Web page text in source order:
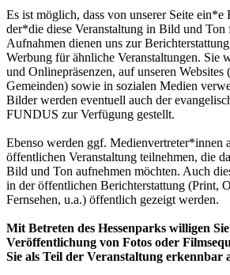
Es ist möglich, dass von unserer Seite
der*die diese Veranstaltung in Bild und Ton
Aufnahmen dienen uns zur
Werbung für ähnliche Veranstaltungen. Sie
und Onlinepräsenzen, auf unseren Websites
Gemeinden) sowie in sozialen Medien
Bilder werden eventuell auch der
FUNDUS zur Verfügung gestellt.
Ebenso werden ggf. Medienvertreter*innen
öffentlichen Veranstaltung teilnehmen, die
Bild und Ton aufnehmen möchten. Auch
in der öffentlichen Berichterstattung (Print,
Fernsehen, u.a.) öffentlich gezeigt werden.
Mit Betreten des Hessenparks willigen
Veröffentlichung von Fotos oder
Sie als Teil der Veranstaltung erkennbar